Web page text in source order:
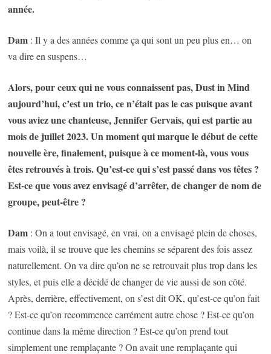
année.
Dam : Il y a des années comme ça qui sont un peu plus en… on
va dire en suspens…
Alors, pour ceux qui ne vous connaissent pas, Dust in Mind
aujourd’hui, c’est un trio, ce n’était pas le cas puisque avant
vous aviez une chanteuse, Jennifer Gervais, qui est partie au
mois de juillet 2023. Un moment qui marque le début de cette
nouvelle ère, finalement, puisque à ce moment-là, vous vous
êtes retrouvés à trois. Qu’est-ce qui s’est passé dans vos têtes ?
Est-ce que vous avez envisagé d’arrêter, de changer de nom de
groupe, peut-être ?
Dam : On a tout envisagé, en vrai, on a envisagé plein de choses,
mais voilà, il se trouve que les chemins se séparent des fois assez
naturellement. On va dire qu’on ne se retrouvait plus trop dans les
styles, et puis elle a décidé de changer de vie aussi de son côté.
Après, derrière, effectivement, on s’est dit OK, qu’est-ce qu’on fait
? Est-ce qu’on recommence carrément autre chose ? Est-ce qu’on
continue dans la même direction ? Est-ce qu’on prend tout
simplement une remplaçante ? On avait une remplaçante qui